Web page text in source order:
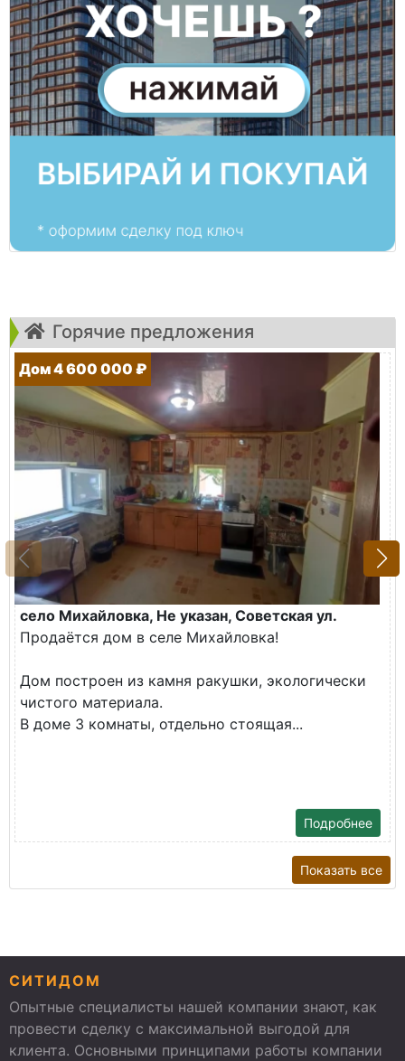
Горячие предложения
Дом 4 600 000 ₽
село Михайловка, Не указан, Советская ул.
Продаётся дом в селе Михайловка!
Дом построен из камня ракушки, экологически
чистого материала.
В доме 3 комнаты, отдельно стоящая...
Подробнее
Показать все
СИТИДОМ
Опытные специалисты нашей компании знают, как
провести сделку с максимальной выгодой для
клиента. Основными принципами работы компании